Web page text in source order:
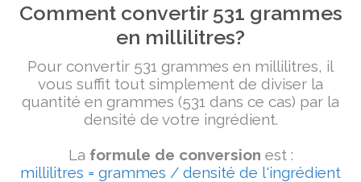
Comment convertir 531 grammes
en millilitres?
Pour convertir 531 grammes en millilitres, il
vous suffit tout simplement de diviser la
quantité en grammes (531 dans ce cas) par la
densité de votre ingrédient.
La formule de conversion est :
millilitres = grammes / densité de l'ingrédient